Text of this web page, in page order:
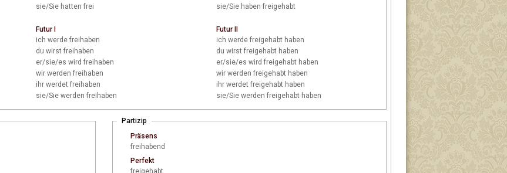
sie/Siehatten frei
sie/Siehaben freigehabt
Futur I
ich werde freihaben
du wirst freihaben
er/sie/es wird freihaben
wirwerden freihaben
ihrwerdet freihaben
sie/Siewerden freihaben
Futur II
ich werde freigehabt haben
du wirst freigehabt haben
er/sie/es wird freigehabt haben
wirwerden freigehabt haben
ihrwerdet freigehabt haben
sie/Siewerden freigehabt haben
Partizip
Präsens
freihabend
Perfekt
freigehabt